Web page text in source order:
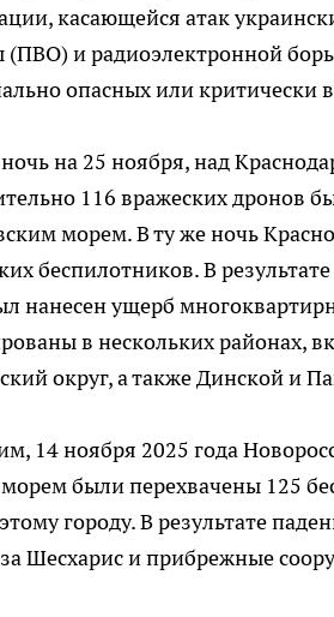
касающейся атак
(ПВО) и радиоэлектронной
опасных или критически
на 25 ноября, над
116 вражеских дронов
морем. В ту же ночь
беспилотников. В
нанесен ущерб
в нескольких районах,
округ, а также Динской и
14 ноября 2025 года
были перехвачены 125
городу. В результате
Шесхарис и прибрежные